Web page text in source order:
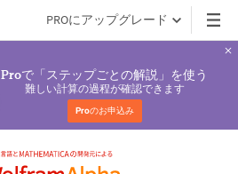
PROにアップグレード
Proで「ステップごとの解説」を使う
難しい計算の過程が確認できます
Proのお申込み